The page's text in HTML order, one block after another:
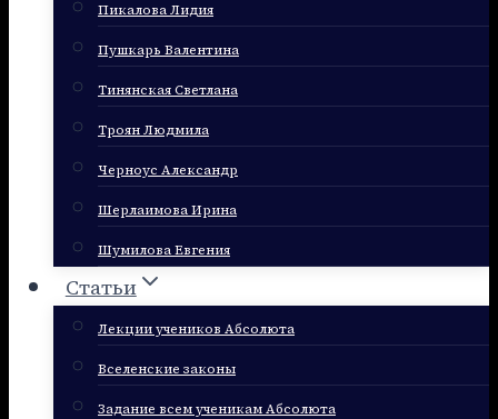
Пикалова Лидия
Пушкарь Валентина
Тинянская Светлана
Троян Людмила
Черноус Александр
Шерлаимова Ирина
Шумилова Евгения
Статьи
Лекции учеников Абсолюта
Вселенские законы
Задание всем ученикам Абсолюта